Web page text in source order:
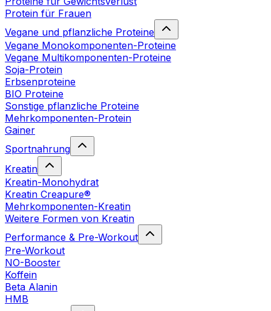
Protein für Frauen
Vegane und pflanzliche Proteine
Vegane Monokomponenten-Proteine
Vegane Multikomponenten-Proteine
Soja-Protein
Erbsenproteine
BIO Proteine
Sonstige pflanzliche Proteine
Mehrkomponenten-Protein
Gainer
Sportnahrung
Kreatin
Kreatin-Monohydrat
Kreatin Creapure®
Mehrkomponenten-Kreatin
Weitere Formen von Kreatin
Performance & Pre-Workout
Pre-Workout
NO-Booster
Koffein
Beta Alanin
HMB